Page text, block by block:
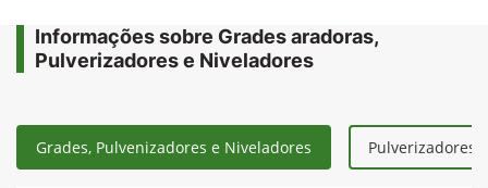
Informações sobre Grades aradoras,
Pulverizadores e Niveladores
Grades, Pulvenizadores e Niveladores Pulverizadores